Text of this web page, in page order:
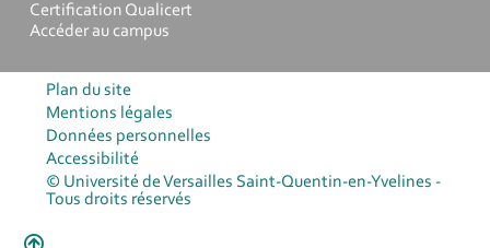
Certification Qualicert
Accéder au campus
Plan du site
Mentions légales
Données personnelles
Accessibilité
© Université de Versailles Saint-Quentin-en-Yvelines -
Tous droits réservés